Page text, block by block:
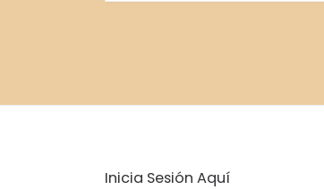
Inicia Sesión Aquí